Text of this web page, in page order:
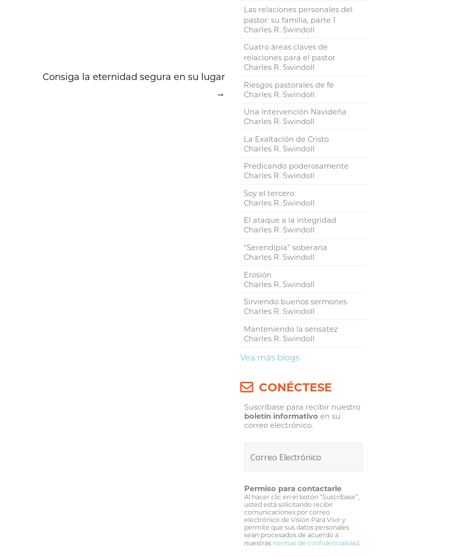
Consiga la eternidad segura en su lugar
→
Las relaciones personales del
pastor: su familia, parte 1
Charles R. Swindoll
Cuatro áreas claves de
relaciones para el pastor
Charles R. Swindoll
Riesgos pastorales de fe
Charles R. Swindoll
Una Intervención Navideña
Charles R. Swindoll
La Exaltación de Cristo
Charles R. Swindoll
Predicando poderosamente
Charles R. Swindoll
Soy el tercero
Charles R. Swindoll
El ataque a la integridad
Charles R. Swindoll
“Serendipia” soberana
Charles R. Swindoll
Erosión
Charles R. Swindoll
Sirviendo buenos sermones
Charles R. Swindoll
Manteniendo la sensatez
Charles R. Swindoll
Vea más blogs
CONÉCTESE
Suscríbase para recibir nuestro
boletín informativo en su
correo electrónico.
Permiso para contactarle
Al hacer clic en el botón “Suscríbase”,
usted está solicitando recibir
comunicaciones por correo
electrónico de Visión Para Vivir y
permite que sus datos personales
sean procesados de acuerdo a
nuestras normas de confidencialidad.